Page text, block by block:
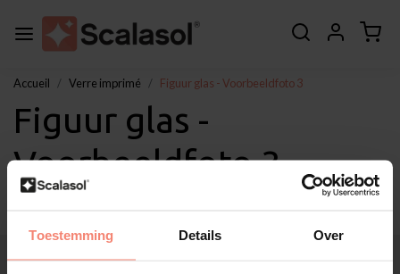
Toestemming Details Over
Accueil Verre imprimé Figuur glas - Voorbeeldfoto 3
Figuur glas -
Voorbeeldfoto 3
À propos de Scalasol®